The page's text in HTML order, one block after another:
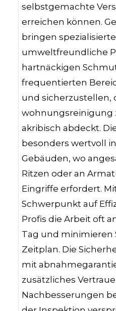
selbstgemachte
erreichen können.
bringen
umweltfreundliche
hartnäckigen
frequentierten
und sicherzustellen,
wohnungsreinigung
akribisch abdeckt.
besonders wertvoll
Gebäuden, wo
Ritzen oder an
Eingriffe erfordert.
Schwerpunkt auf
Profis die Arbeit oft
Tag und minimieren
Zeitplan. Die
mit
zusätzliches
Nachbesserungen